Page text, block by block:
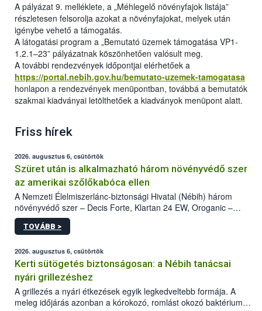
A pályázat 9. melléklete, a „Méhlegelő növényfajok listája”
részletesen felsorolja azokat a növényfajokat, melyek után
igénybe vehető a támogatás.
A látogatási program a „Bemutató üzemek támogatása VP1-
1.2.1–23” pályázatnak köszönhetően valósult meg.
A további rendezvények időpontjai elérhetőek a
https://portal.nebih.gov.hu/bemutato-uzemek-tamogatasa
honlapon a rendezvények menüpontban, továbbá a bemutatók
szakmai kiadványai letölthetőek a kiadványok menüpont alatt.
Friss hírek
2026. augusztus 6, csütörtök
Szüret után is alkalmazható három növényvédő szer
az amerikai szőlőkabóca ellen
A Nemzeti Élelmiszerlánc-biztonsági Hivatal (Nébih) három
növényvédő szer – Decis Forte, Klartan 24 EW, Oroganic –
engedélyokiratát módosította, így azok a szüretet követően,
egészen a vesszőérettség (BBCH 91) stádiumáig
érésű szőlőkben is legyen lehetőség a károsító elleni további
védekezésre. Az Oroganic készítmény kis kiszerelésben kiskerti
felhasználók számára is elérhető és ökológiai termesztésben is
engedélyezett.
TOVÁBB >
2026. augusztus 6, csütörtök
Kerti sütögetés biztonságosan: a Nébih tanácsai
nyári grillezéshez
A grillezés a nyári étkezések egyik legkedveltebb formája. A
meleg időjárás azonban a kórokozó, romlást okozó baktériumok